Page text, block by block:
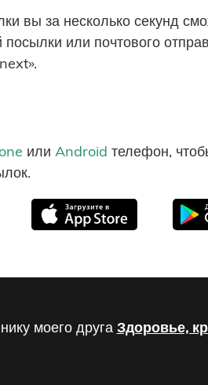
вы за несколько секунд
или почтового
или Android телефон,
моего друга Здоровье,